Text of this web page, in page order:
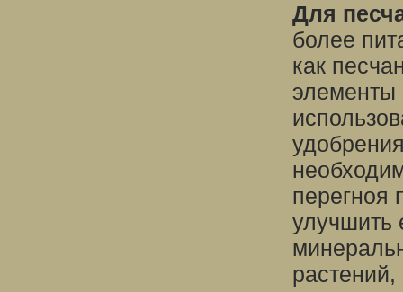
Для
более
как
элементы
перегноя
улучшить